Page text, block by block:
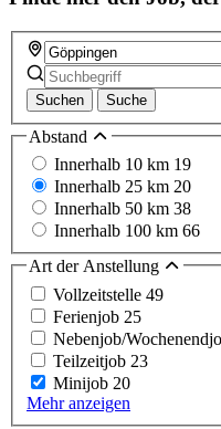
Suchen Suche
Abstand
Innerhalb 10 km 19
Innerhalb 25 km 20
Innerhalb 50 km 38
Innerhalb 100 km 66
Art der Anstellung
Vollzeitstelle 49
Ferienjob 25
Nebenjob/
Teilzeitjob 23
Minijob 20
Mehr anzeigen